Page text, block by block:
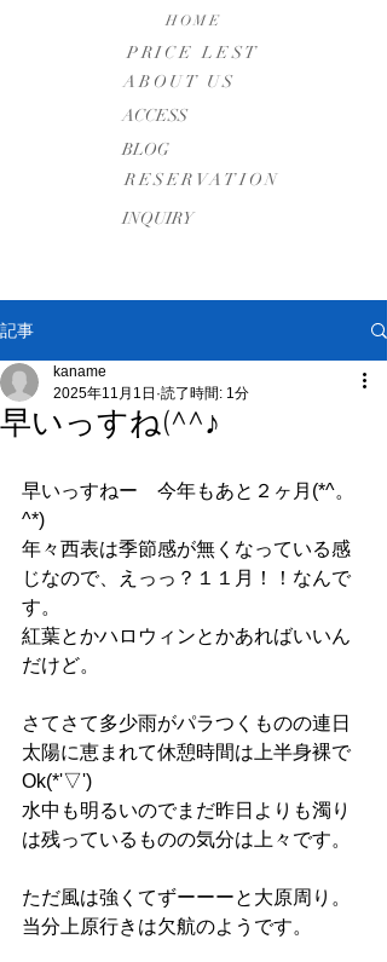
HOME
PRICE LEST
ABOUT US
​ACCESS
BLOG
RESERVATION
INQUIRY
記事
早いっすね(^^♪
kaname
2025年11月1日 読了時間: 1分
早いっすねー　今年もあと２ヶ月(*^。
^*)
年々西表は季節感が無くなっている感
じなので、えっっ？１１月！！なんで
す。
紅葉とかハロウィンとかあればいいん
だけど。
さてさて多少雨がパラつくものの連日
太陽に恵まれて休憩時間は上半身裸で
Ok(*'▽')
水中も明るいのでまだ昨日よりも濁り
は残っているものの気分は上々です。
ただ風は強くてずーーーと大原周り。
当分上原行きは欠航のようです。